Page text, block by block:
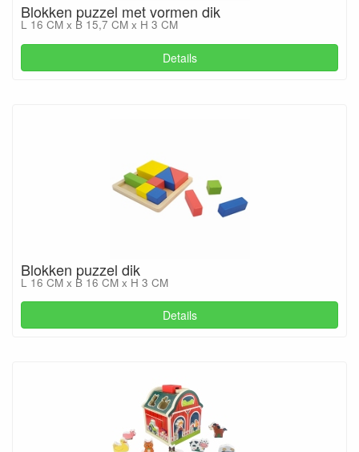
Blokken puzzel met vormen dik
L 16 CM x B 15,7 CM x H 3 CM
Details
Blokken puzzel dik
L 16 CM x B 16 CM x H 3 CM
Details